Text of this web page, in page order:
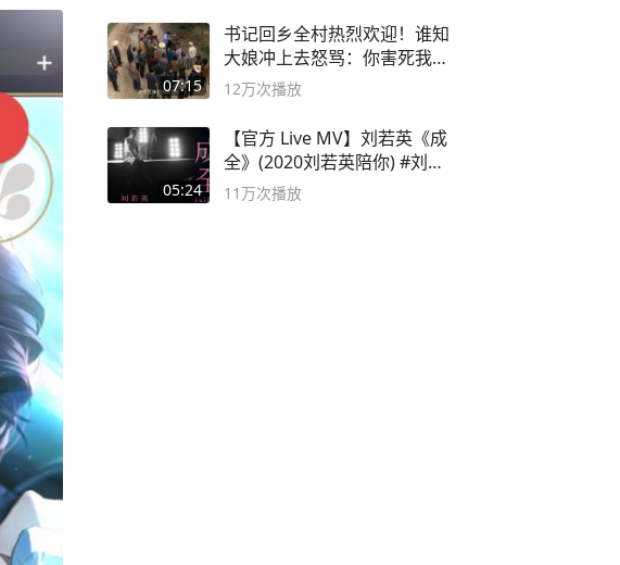
07:15
书记回乡全村热烈欢迎！谁知
大娘冲上去怒骂：你害死我儿
子
12万次播放
05:24
【官方 Live MV】刘若英《成
全》(2020刘若英陪你) #刘若
英 #成全
11万次播放